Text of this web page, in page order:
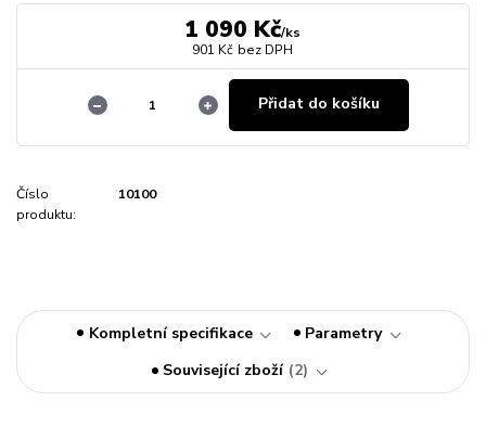
1 090 Kč/ks
901 Kč bez DPH
Přidat do košíku
Číslo
produktu:
10100
Kompletní specifikace
Parametry
Související zboží 2